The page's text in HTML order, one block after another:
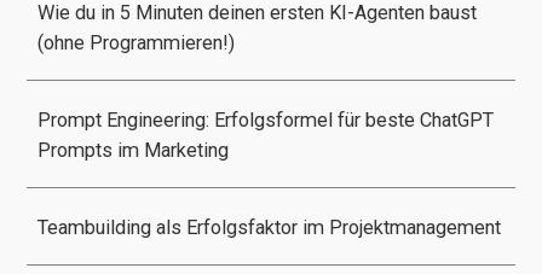
Wie du in 5 Minuten deinen ersten KI-Agenten baust
(ohne Programmieren!)
Prompt Engineering: Erfolgsformel für beste ChatGPT
Prompts im Marketing
Teambuilding als Erfolgsfaktor im Projektmanagement